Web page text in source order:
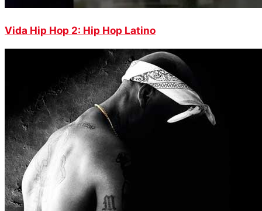
Vida Hip Hop 2: Hip Hop Latino